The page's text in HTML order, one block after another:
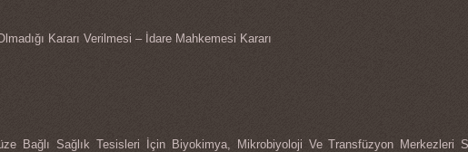
Kararı Verilmesi – İdare Mahkemesi Kararı
Bağlı Sağlık Tesisleri İçin Biyokimya, Mikrobiyoloji Ve Transfüzyon Merkezleri